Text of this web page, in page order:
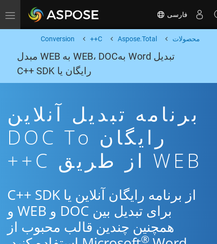
Toggle navigation فارسی
محصولات Aspose.Total
C++
Conversion
تبدیل Word بهWEB، DOC به WEB مبدل
رایگان یا C++ SDK
برنامه تبدیل آنلاین
رایگان DOC To
WEB از طریق C++
از برنامه رایگان آنلاین یا C++ SDK
برای تبدیل بین DOC و WEB و
همچنین چندین قالب محبوب از
®